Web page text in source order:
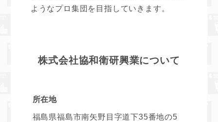
ようなプロ集団を目指していきます。
株式会社協和衛研興業について
所在地
福島県福島市南矢野目字道下35番地の5